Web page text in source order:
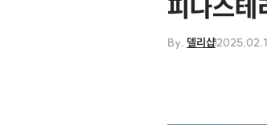
피나스
By. 델리샵